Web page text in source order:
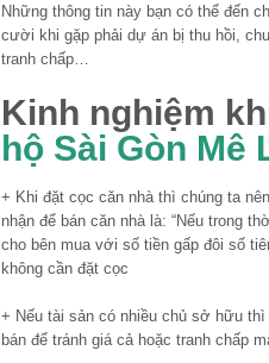
Những thông tin này bạn có thể đến
cười khi gặp phải dự án bị thu hồi,
tranh chấp…
Kinh nghiệm
hộ Sài Gòn Mê
+ Khi đặt cọc căn nhà thì chúng ta
nhận để bán căn nhà là: “Nếu trong
cho bên mua với số tiền gấp đôi số
không cần đặt cọc
+ Nếu tài sản có nhiều chủ sở hữu
bán để tránh giá cả hoặc tranh chấp